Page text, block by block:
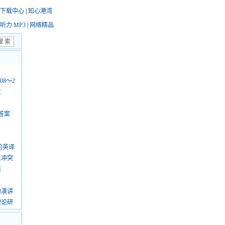
下载中心 知心港湾
听力 MP3 网络精品
～2
案
英译
突
讲
研